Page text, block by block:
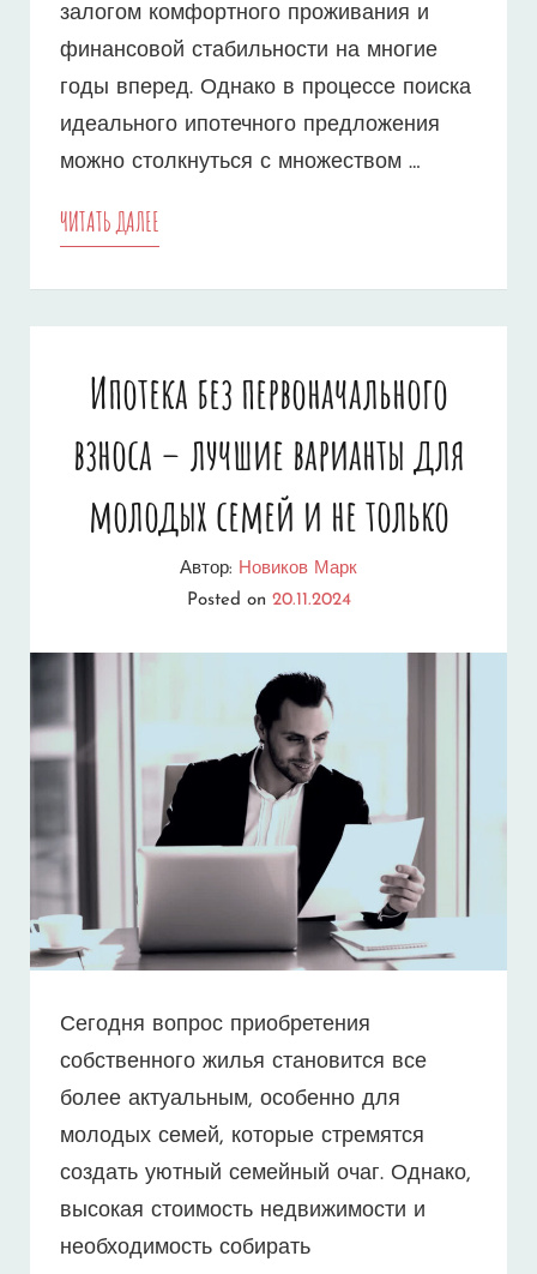
залогом комфортного проживания и
финансовой стабильности на многие
годы вперед. Однако в процессе поиска
идеального ипотечного предложения
можно столкнуться с множеством …
ЧИТАТЬ ДАЛЕЕ
УСПЕШНОЙ
ИПОТЕКЕ
КАК
ВЫБРАТЬ
НА
КВАРТИРУ
Ипотека без первоначального
взноса – лучшие варианты для
молодых семей и не только
Автор: Новиков Марк
Posted on 20.11.2024
Сегодня вопрос приобретения
собственного жилья становится все
более актуальным, особенно для
молодых семей, которые стремятся
создать уютный семейный очаг. Однако,
высокая стоимость недвижимости и
необходимость собирать